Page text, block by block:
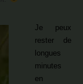
Je peux
rester de
longues
minutes
en